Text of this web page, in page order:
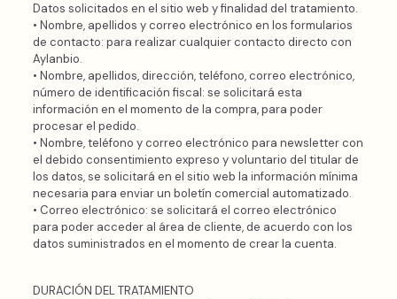
Datos solicitados en el sitio web y finalidad del tratamiento.
• Nombre, apellidos y correo electrónico en los formularios
de contacto: para realizar cualquier contacto directo con
Aylanbio.
• Nombre, apellidos, dirección, teléfono, correo electrónico,
número de identificación fiscal: se solicitará esta
información en el momento de la compra, para poder
procesar el pedido.
• Nombre, teléfono y correo electrónico para newsletter con
el debido consentimiento expreso y voluntario del titular de
los datos, se solicitará en el sitio web la información mínima
necesaria para enviar un boletín comercial automatizado.
• Correo electrónico: se solicitará el correo electrónico
para poder acceder al área de cliente, de acuerdo con los
datos suministrados en el momento de crear la cuenta.
DURACIÓN DEL TRATAMIENTO